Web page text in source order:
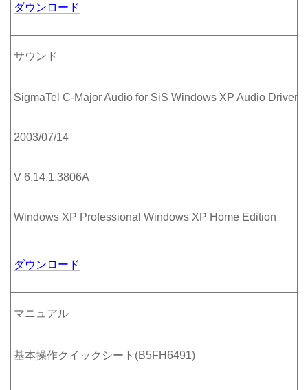
ダウンロード
サウンド
SigmaTel C-Major Audio for SiS Windows XP Audio Driver
2003/07/14
V 6.14.1.3806A
Windows XP Professional Windows XP Home Edition
ダウンロード
マニュアル
基本操作クイックシート(B5FH6491)